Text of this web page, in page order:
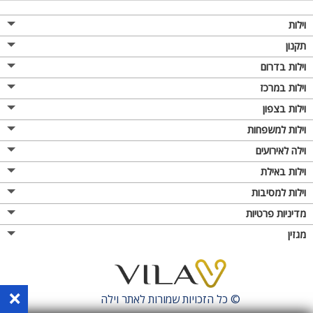
וילות
תקנון
וילות בדרום
וילות במרכז
וילות בצפון
וילות למשפחות
וילה לאירועים
וילות באילת
וילות למסיבות
מדיניות פרטיות
מגזין
© כל הזכויות שמורות לאתרוילה ×